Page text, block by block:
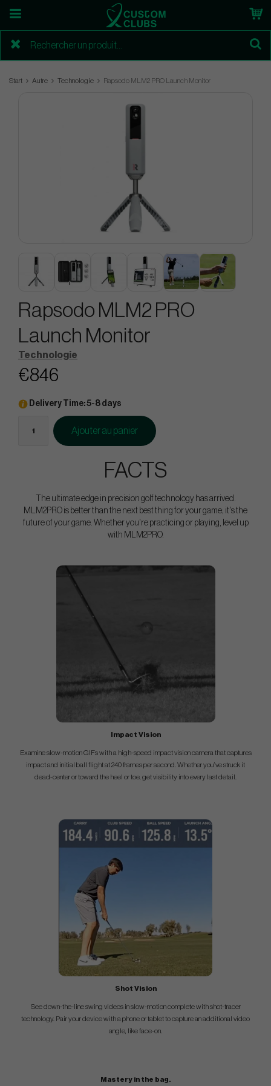
Start Autre Technologie Rapsodo MLM2 PRO Launch Monitor
Rapsodo MLM2 PRO
Launch Monitor
Technologie
€846
Delivery Time: 5-8 days
Ajouter au panier
FACTS
The ultimate edge in precision golf technology has arrived.
MLM2PRO is better than the next best thing for your game; it's the
future of your game. Whether you're practicing or playing, level up
with MLM2PRO.
Impact Vision
Examine slow-motion GIFs with a high-speed impact vision camera that captures
impact and initial ball flight at 240 frames per second. Whether you’ve struck it
dead-center or toward the heel or toe, get visibility into every last detail.
Shot Vision
See down-the-line swing videos in slow-motion complete with shot-tracer
technology. Pair your device with a phone or tablet to capture an additional video
angle, like face-on.
Mastery in the bag.